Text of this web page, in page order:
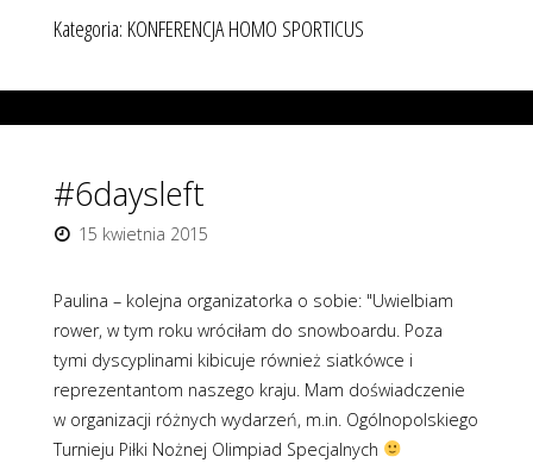
Kategoria: KONFERENCJA HOMO SPORTICUS
#6daysleft
15 kwietnia 2015
Paulina – kolejna organizatorka o sobie: "Uwielbiam
rower, w tym roku wróciłam do snowboardu. Poza
tymi dyscyplinami kibicuje również siatkówce i
reprezentantom naszego kraju. Mam doświadczenie
w organizacji różnych wydarzeń, m.in. Ogólnopolskiego
Turnieju Piłki Nożnej Olimpiad Specjalnych